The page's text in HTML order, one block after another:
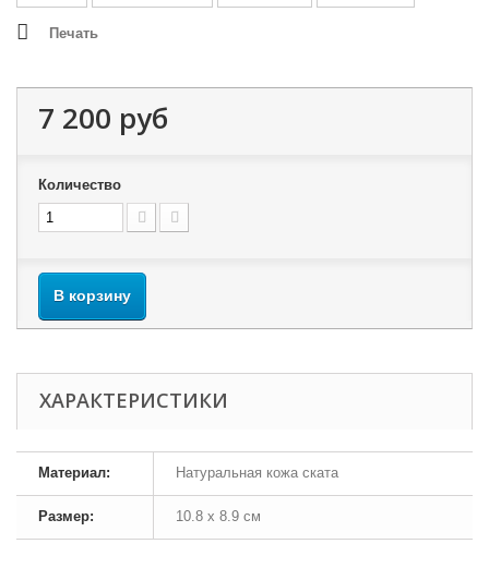
Печать
7 200 руб
Количество
В корзину
ХАРАКТЕРИСТИКИ
Материал: Натуральная кожа ската
Размер: 10.8 х 8.9 см